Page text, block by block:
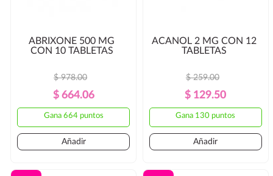
ABRIXONE 500 MG
CON 10 TABLETAS
Precio
Regular
$ 978.00
Precio
$ 664.06
Gana 664 puntos
Añadir
ACANOL 2 MG CON 12
TABLETAS
Precio
Regular
$ 259.00
Precio
$ 129.50
Gana 130 puntos
Añadir